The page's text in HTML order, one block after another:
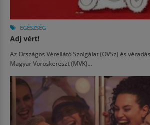
EGÉSZSÉG
Adj vért!
Az Országos Vérellátó Szolgálat (OVSz) és
Magyar Vöröskereszt (MVK)...